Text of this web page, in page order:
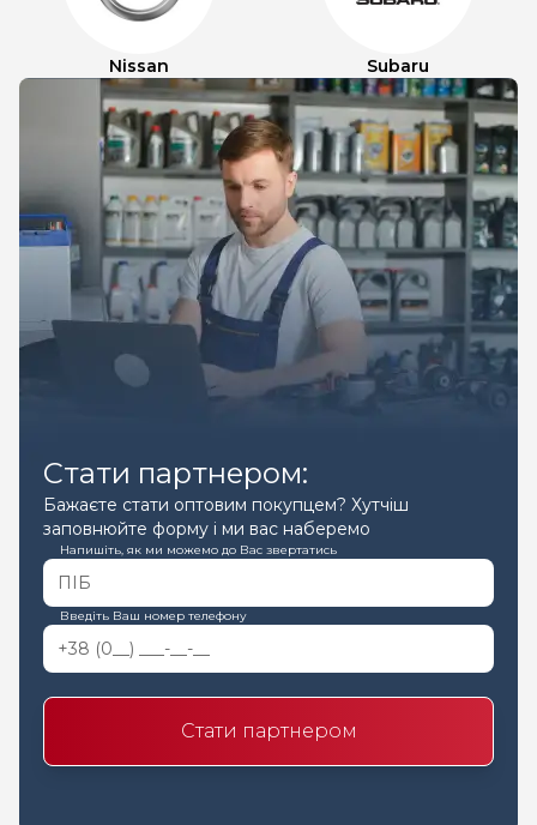
Nissan Subaru
Стати партнером:
Бажаєте стати оптовим покупцем? Хутчіш
заповнюйте форму і ми вас наберемо
Напишіть, як ми можемо до Вас звертатись
Введіть Ваш номер телефону
Стати партнером